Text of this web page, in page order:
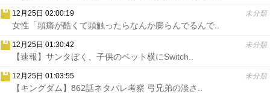
12月25日 02:00:19 未分類
女性「頭痛が酷くて頭触ったらなんか膨らんでるんで..
12月25日 01:30:42 未分類
【速報】サンタぼく、子供のベット横にSwitch..
12月25日 01:03:55 未分類
【キングダム】862話ネタバレ考察 弓兄弟の淡さ..